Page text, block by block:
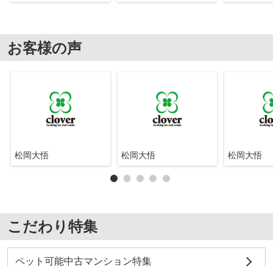
お客様の声
松岡大悟 松岡大悟 松岡大悟
こだわり特集
ペット可能中古マンション特集